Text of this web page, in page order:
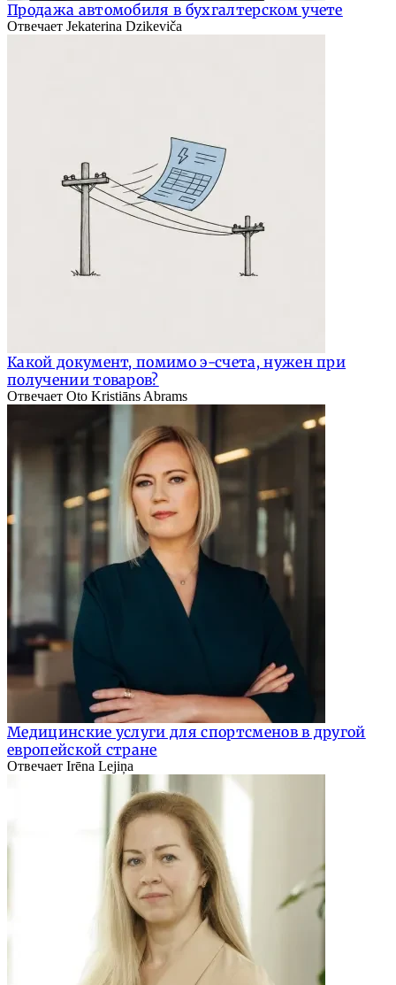
Продажа автомобиля в бухгалтерском учете
Отвечает Jekaterina Dzikeviča
Какой документ, помимо э-счета, нужен при
получении товаров?
Отвечает Oto Kristiāns Abrams
Медицинские услуги для спортсменов в другой
европейской стране
Отвечает Irēna Lejiņa